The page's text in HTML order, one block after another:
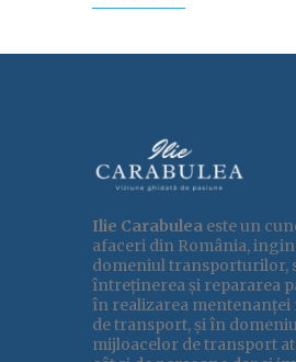
Ilie Carabulea este un
afaceri din România,
domeniul transporturilor,
întreținerea și repararea
în realizarea mentenanței
de transport, și în
mijloacelor de transport